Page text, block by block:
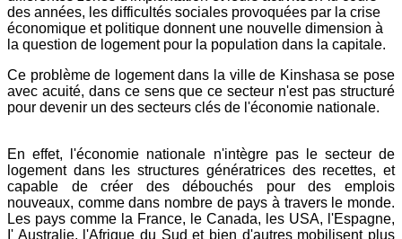
des années, les difficultés sociales provoquées par la crise
économique et politique donnent une nouvelle dimension à
la question de logement pour la population dans la capitale.
Ce problème de logement dans la ville de Kinshasa se pose
avec acuité, dans ce sens que ce secteur n'est pas structuré
pour devenir un des secteurs clés de l'économie nationale.
En effet, l'économie nationale n'intègre pas le secteur de
logement dans les structures génératrices des recettes, et
capable de créer des débouchés pour des emplois
nouveaux, comme dans nombre de pays à travers le monde.
Les pays comme la France, le Canada, les USA, l'Espagne,
I' Australie, l'Afrique du Sud et bien d'autres mobilisent plus